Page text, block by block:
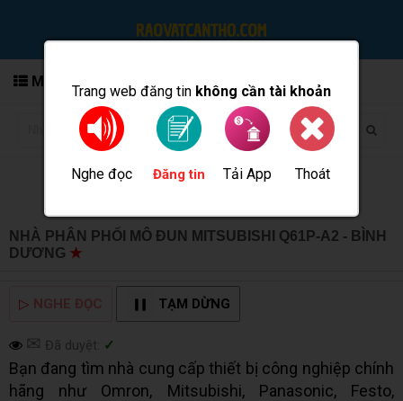
Trang web đăng tin không cần tài khoản
Nghe đọc Đăng tin Tải App Thoát
MENU
NHÀ PHÂN PHỐI MÔ ĐUN MITSUBISHI Q61P-A2 - BÌNH
DƯƠNG ★
▷ NGHE ĐỌC TẠM DỪNG
✉ Đã duyệt: ✓
Bạn đang tìm nhà cung cấp thiết bị công nghiệp chính
hãng như Omron, Mitsubishi, Panasonic, Festo,